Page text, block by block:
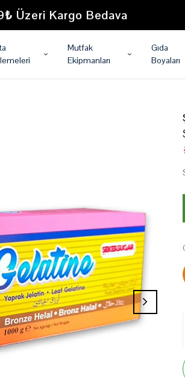
Üzeri Kargo Bedava
Mutfak
Ekipmanları
Gıda
Boyaları